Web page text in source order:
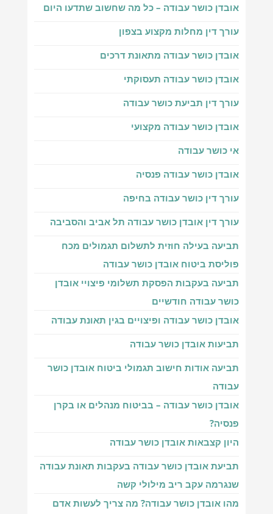
אובדן כושר עבודה – כל מה שחשוב שתדעו היום
עורך דין מחלות מקצוע בצפון
אובדן כושר עבודה מתאונת דרכים
אובדן כושר עבודה תעסוקתי
עורך דין תביעת כושר עבודה
אובדן כושר עבודה מקצועי
אי כושר עבודה
אובדן כושר עבודה פנסיה
עורך דין כושר עבודה בחיפה
עורך דין אובדן כושר עבודה תל אביב והסביבה
תביעה בעילה חוזית לתשלום תגמולים מכח
פוליסת ביטוח אובדן כושר עבודה
תביעה בעקבות הפסקת תשלומי פיצויי אובדן
כושר עבודה חודשיים
אובדן כושר עבודה ופיצויים בגין תאונת עבודה
תביעות אובדן כושר עבודה
תביעה אודות חישוב תגמולי ביטוח אובדן כושר
עבודה
אובדן כושר עבודה – בביטוח מנהלים או בקרן
פנסיה?
היון קצבאות אובדן כושר עבודה
תביעת אובדן כושר עבודה בעקבות תאונת עבודה
שנגרמה עקב ריב מילולי קשה
מהו אובדן כושר עבודה? מה צריך לעשות אדם